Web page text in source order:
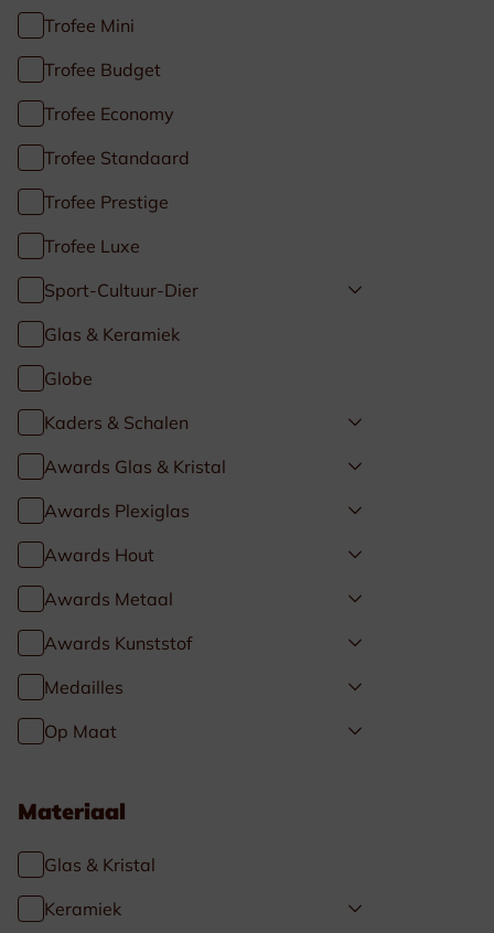
Trofee Mini
Trofee Budget
Trofee Economy
Trofee Standaard
Trofee Prestige
Trofee Luxe
Sport-Cultuur-Dier
Glas & Keramiek
Globe
Kaders & Schalen
Awards Glas & Kristal
Awards Plexiglas
Awards Hout
Awards Metaal
Awards Kunststof
Medailles
Op Maat
Materiaal
Glas & Kristal
Keramiek